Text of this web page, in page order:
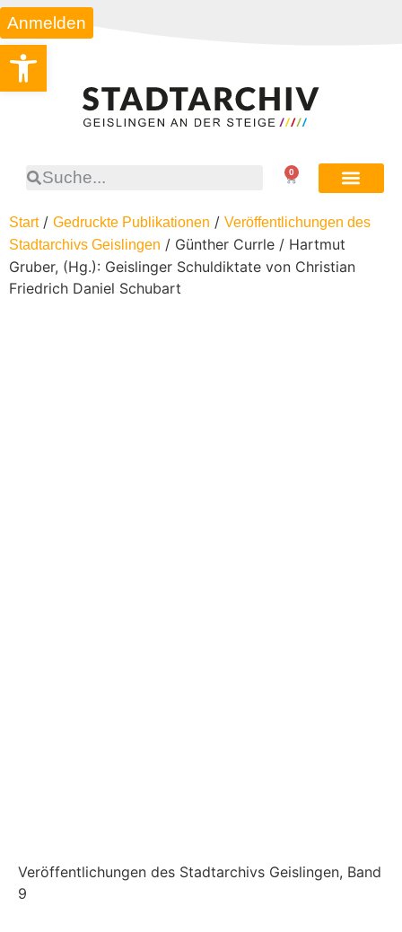
Anmelden
0
Start/ Gedruckte Publikationen / Veröffentlichungen des
Stadtarchivs Geislingen / Günther Currle / Hartmut
Gruber, (Hg.): Geislinger Schuldiktate von Christian
Friedrich Daniel Schubart
Veröffentlichungen des Stadtarchivs Geislingen, Band
9
Werkzeugleiste öffnen